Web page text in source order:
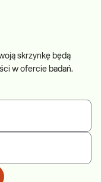
skrzynkę będą
w ofercie badań.